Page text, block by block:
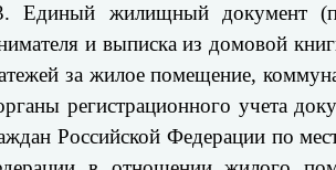
Единый жилищный документ
и выписка из домовой
за жилое помещение,
регистрационного учета
Российской Федерации по